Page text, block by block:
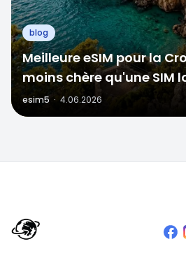
blog
Meilleure eSIM pour la
moins chère qu'une SIM
stress à la frontière
esim5 · 4.06.2026